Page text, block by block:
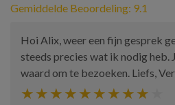
Gemiddelde Beoordeling: 9.1
Hoi Alix, weer een fijn gesprek
steeds precies wat ik nodig heb.
waard om te bezoeken. Liefs,